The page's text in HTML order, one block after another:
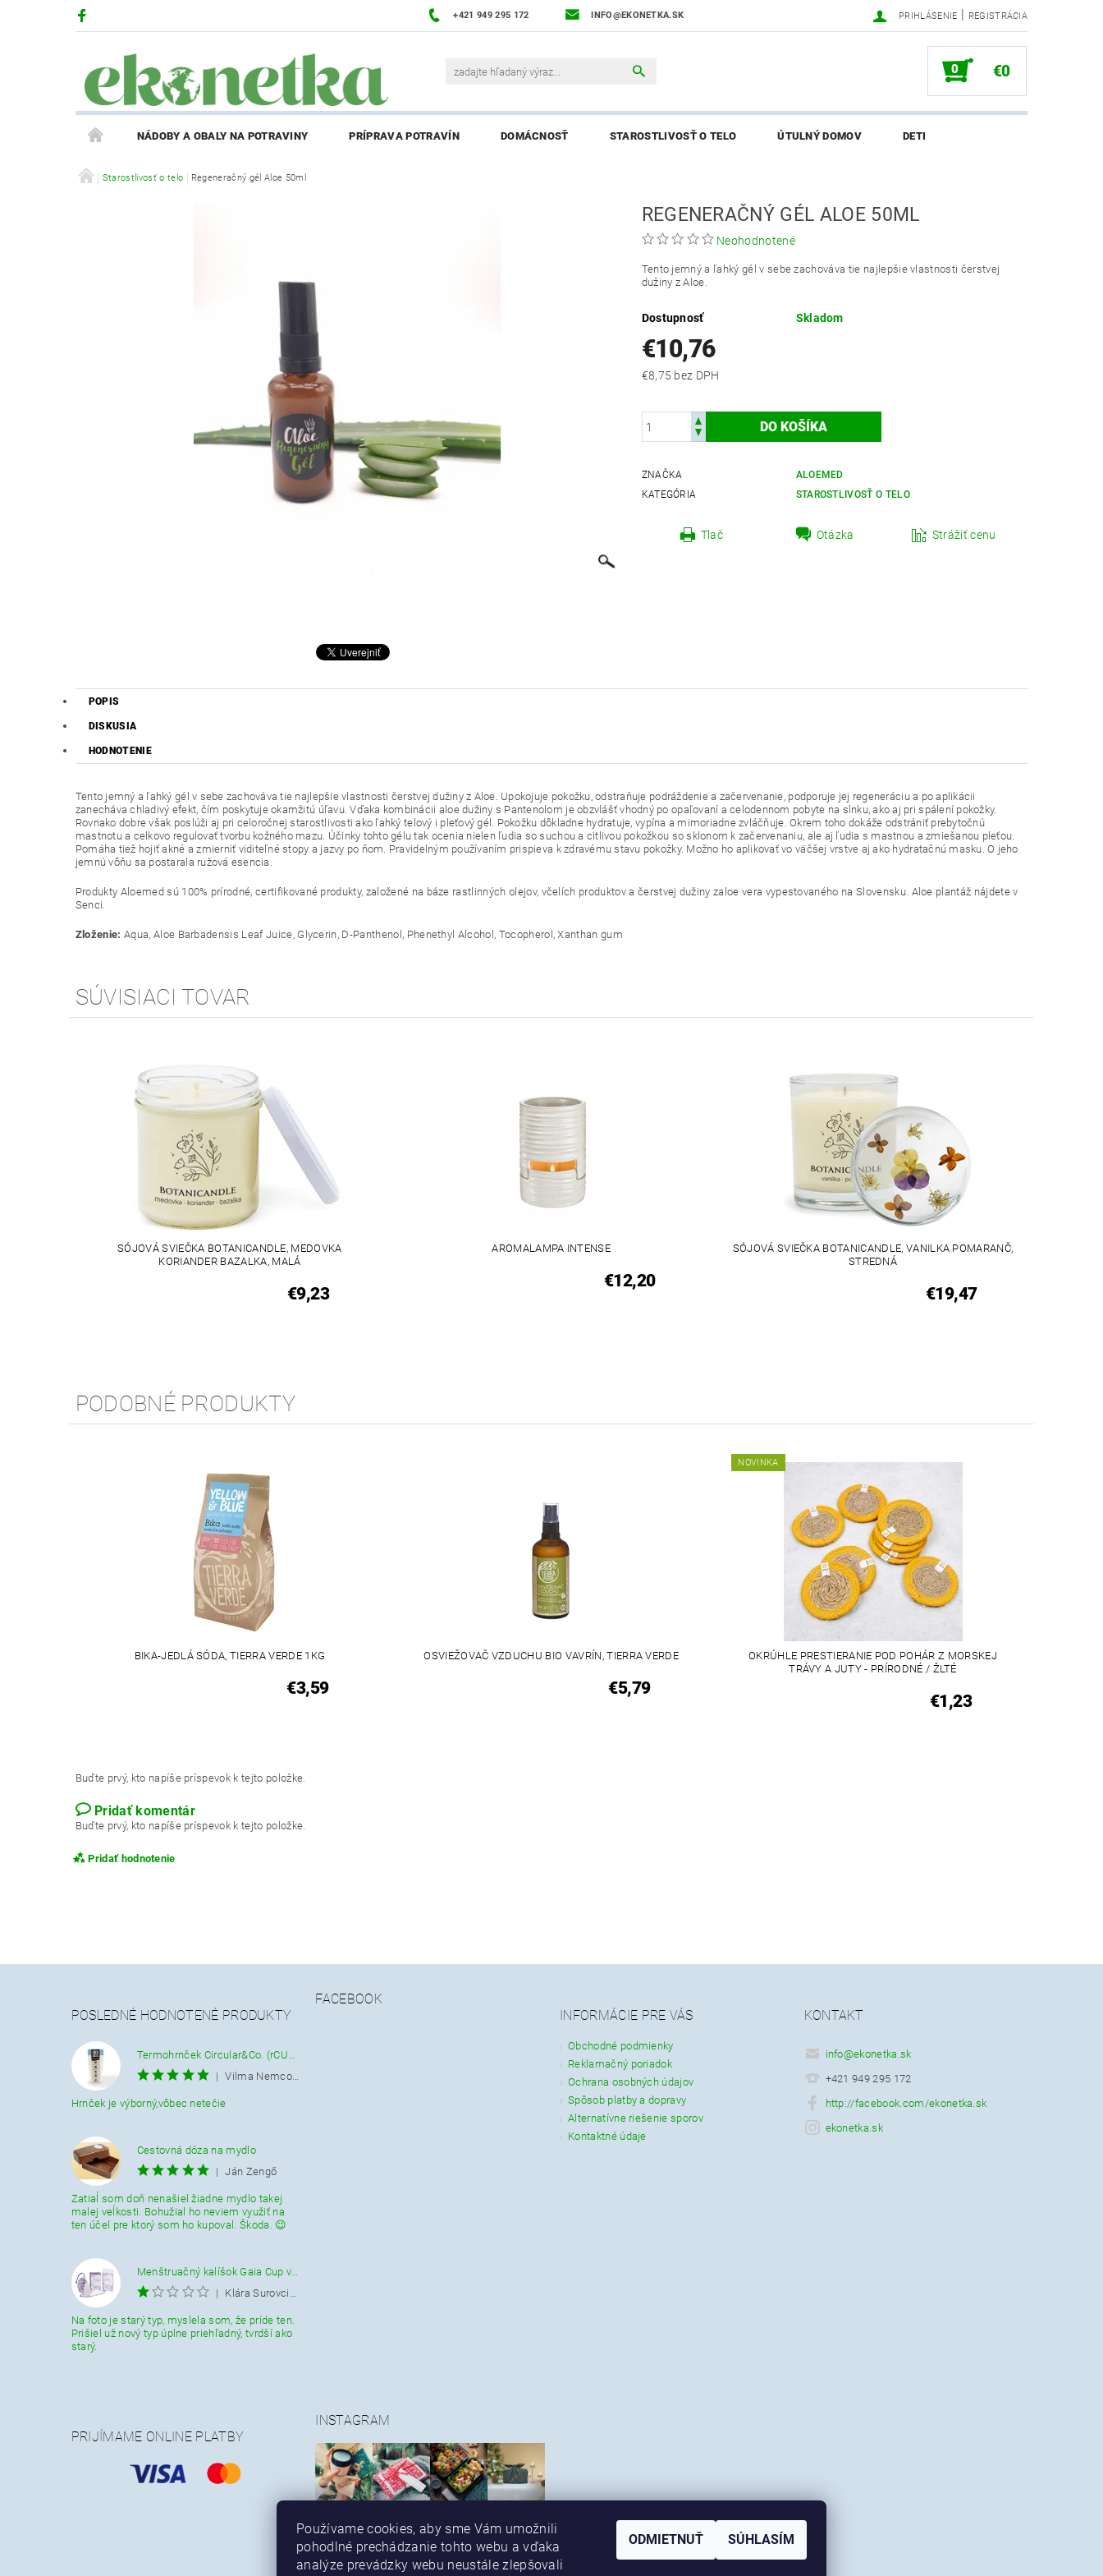
+421 949 295 172 INFO@EKONETKA.SK PRIHLÁSENIE | REGISTRÁCIA
0 €0
NÁDOBY A OBALY NA POTRAVINY PRÍPRAVA POTRAVÍN DOMÁCNOSŤ STAROSTLIVOSŤ O TELO ÚTULNÝ DOMOV DETI
PRODUKTY V ZĽAVE PRÍBEH EKONETKY
Starostlivosť o telo Regeneračný gél Aloe 50ml
REGENERAČNÝ GÉL ALOE 50ML
Neohodnotené
Tento jemný a ľahký gél v sebe zachováva tie najlepšie vlastnosti čerstvej
dužiny z Aloe.
Dostupnosť Skladom
€10,76
€8,75 bez DPH
ZNAČKA
ALOEMED
KATEGÓRIA
STAROSTLIVOSŤ O TELO
Tlač Otázka Strážiť cenu
POPIS
DISKUSIA
HODNOTENIE
Tento jemný a ľahký gél v sebe zachováva tie najlepšie vlastnosti čerstvej dužiny z Aloe. Upokojuje pokožku, odstraňuje podráždenie a začervenanie, podporuje jej regeneráciu a po aplikácii
zanecháva chladivý efekt, čím poskytuje okamžitú úľavu. Vďaka kombinácii aloe dužiny s Pantenolom je obzvlášť vhodný po opaľovaní a celodennom pobyte na slnku, ako aj pri spálení pokožky.
Rovnako dobre však poslúži aj pri celoročnej starostlivosti ako ľahký telový i pleťový gél. Pokožku dôkladne hydratuje, vypína a mimoriadne zvláčňuje. Okrem toho dokáže odstrániť prebytočnú
mastnotu a celkovo regulovať tvorbu kožného mazu. Účinky tohto gélu tak ocenia nielen ľudia so suchou a citlivou pokožkou so sklonom k začervenaniu, ale aj ľudia s mastnou a zmiešanou pleťou.
Pomáha tiež hojiť akné a zmierniť viditeľné stopy a jazvy po ňom. Pravidelným používaním prispieva k zdravému stavu pokožky. Možno ho aplikovať vo väčšej vrstve aj ako hydratačnú masku. O jeho
jemnú vôňu sa postarala ružová esencia.
Produkty Aloemed sú 100% prírodné, certifikované produkty, založené na báze rastlinných olejov, včelích produktov a čerstvej dužiny zaloe vera vypestovaného na Slovensku. Aloe plantáž nájdete v
Senci.
Zloženie: Aqua, Aloe Barbadensis Leaf Juice, Glycerin, D-Panthenol, Phenethyl Alcohol, Tocopherol, Xanthan gum
SÚVISIACI TOVAR
SÓJOVÁ SVIEČKA BOTANICANDLE, MEDOVKA
KORIANDER BAZALKA, MALÁ
€9,23
AROMALAMPA INTENSE
€12,20
SÓJOVÁ SVIEČKA BOTANICANDLE, VANILKA POMARANČ,
STREDNÁ
€19,47
PODOBNÉ PRODUKTY
BIKA-JEDLÁ SÓDA, TIERRA VERDE 1KG
€3,59
OSVIEŽOVAČ VZDUCHU BIO VAVRÍN, TIERRA VERDE
€5,79
NOVINKA
OKRÚHLE PRESTIERANIE POD POHÁR Z MORSKEJ
TRÁVY A JUTY - PRÍRODNÉ / ŽLTÉ
€1,23
Buďte prvý, kto napíše príspevok k tejto položke.
Pridať komentár
Buďte prvý, kto napíše príspevok k tejto položke.
Pridať hodnotenie
POSLEDNÉ HODNOTENÉ PRODUKTY
|
Vilma Nemcová
Hrnček je výborný,vôbec netečie
Cestovná dóza na mydlo
|
Ján Zengő
Zatiaĺ som doň nenašiel žiadne mydlo takej
malej veĺkosti. Bohužial ho neviem využiť na
ten účel pre ktorý som ho kupoval. Škoda. 😉
|
Klára Surovcikova
Na foto je starý typ, myslela som, že príde ten.
Prišiel už nový typ úplne priehľadný, tvrdší ako
starý.
FACEBOOK
INFORMÁCIE PRE VÁS
Obchodné podmienky
Reklamačný poriadok
Ochrana osobných údajov
Spôsob platby a dopravy
Alternatívne riešenie sporov
Kontaktné údaje
KONTAKT
info@ekonetka.sk
+421 949 295 172
http://facebook.com/ekonetka.sk
ekonetka.sk
PRIJÍMAME ONLINE PLATBY
INSTAGRAM
Používame cookies, aby sme Vám umožnili
pohodlné prechádzanie tohto webu a vďaka
analýze prevádzky webu neustále zlepšovali
ODMIETNUŤ SÚHLASÍM